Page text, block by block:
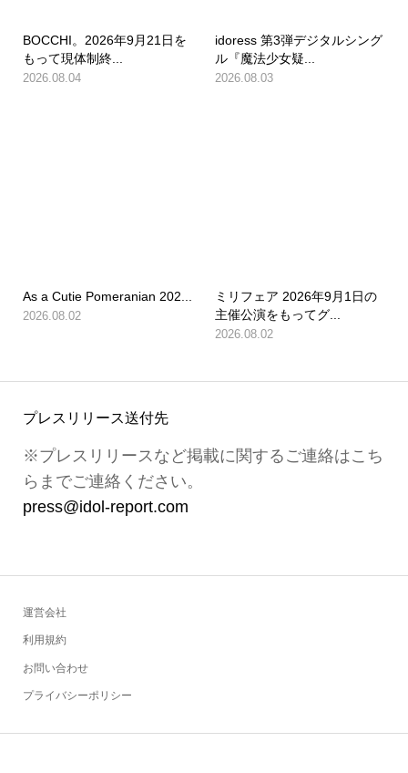
BOCCHI。2026年9月21日を
もって現体制終...
2026.08.04
idoress 第3弾デジタルシング
ル『魔法少女疑...
2026.08.03
As a Cutie Pomeranian 202...
2026.08.02
ミリフェア 2026年9月1日の
主催公演をもってグ...
2026.08.02
プレスリリース送付先
※プレスリリースなど掲載に関するご連絡はこち
らまでご連絡ください。
press@idol-report.com
運営会社
利用規約
お問い合わせ
プライバシーポリシー